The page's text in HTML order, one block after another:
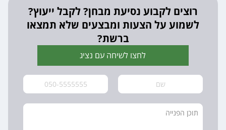
רוצים לקבוע נסיעת מבחן? לקבל ייעוץ?
לשמוע על הצעות ומבצעים שלא תמצאו
ברשת?
לחצו לשיחה עם נציג